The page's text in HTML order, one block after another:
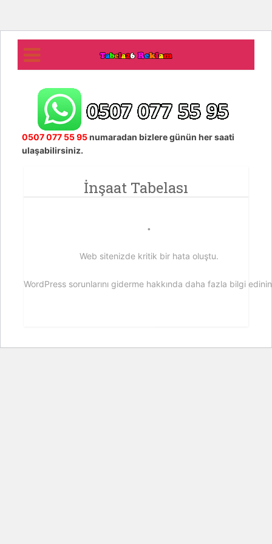
0507 077 55 95numaradan bizlere günün her saati
ulaşabilirsiniz.
İnşaat Tabelası
Web sitenizde kritik bir hata oluştu.
WordPress sorunlarını giderme hakkında daha fazla bilgi